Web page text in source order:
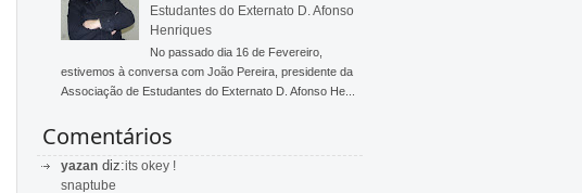
Estudantes do Externato D. Afonso
Henriques
No passado dia 16 de Fevereiro,
estivemos à conversa com João Pereira, presidente da
Associação de Estudantes do Externato D. Afonso He...
Comentários
yazan diz:its okey !
snaptube